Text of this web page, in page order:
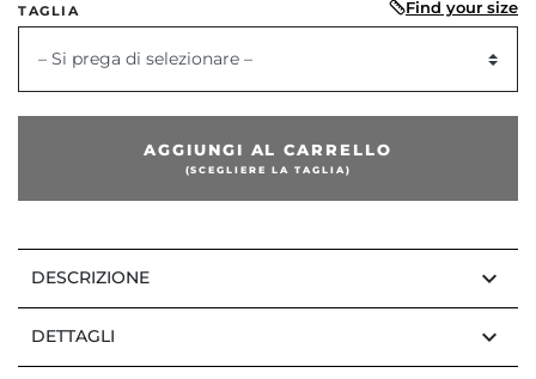
TAGLIA Find your size
– Si prega di selezionare –
AGGIUNGI AL CARRELLO
(SCEGLIERE LA TAGLIA)
DESCRIZIONE keyboard_arrow_down
DETTAGLI keyboard_arrow_down